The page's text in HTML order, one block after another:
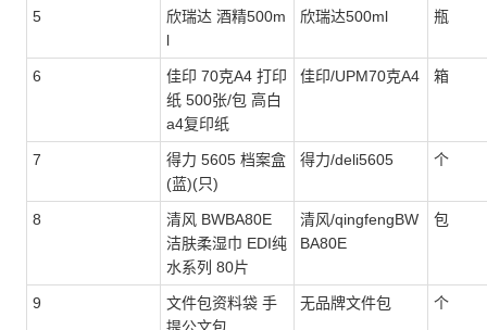
5
欣瑞达 酒精500m
l
欣瑞达500ml 瓶
6
佳印 70克A4 打印
纸 500张/包 高白
a4复印纸
佳印/UPM70克A4 箱
7
得力 5605 档案盒
(蓝)(只)
得力/deli5605 个
8
清风 BWBA80E
洁肤柔湿巾 EDI纯
水系列 80片
清风/qingfengBW
BA80E
包
9
文件包资料袋 手
无品牌文件包 个